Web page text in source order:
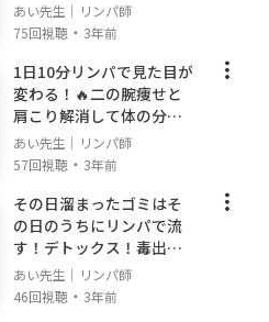
のご連絡はこちら
あい先生｜リンパ師
75回視聴 ・ 3年前
1日10分リンパで見た目が
変わる！🔥二の腕痩せと
肩こり解消して体の分厚
さをなくす！
あい先生｜リンパ師
57回視聴 ・ 3年前
その日溜まったゴミはそ
の日のうちにリンパで流
す！デトックス！毒出し
リンパ
あい先生｜リンパ師
46回視聴 ・ 3年前